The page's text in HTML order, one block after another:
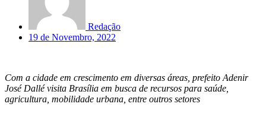
Redação
19 de Novembro, 2022
Com a cidade em crescimento em diversas áreas, prefeito Adenir
José Dallé visita Brasília em busca de recursos para saúde,
agricultura, mobilidade urbana, entre outros setores